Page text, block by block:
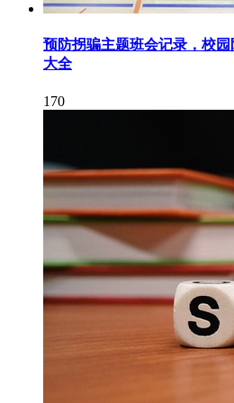
预防拐骗主题班会记录，校
大全
170